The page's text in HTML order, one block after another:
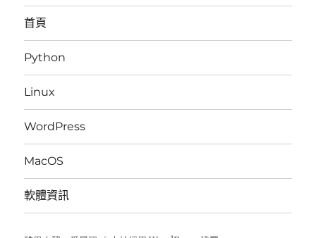
首頁
Python
Linux
WordPress
MacOS
軟體資訊